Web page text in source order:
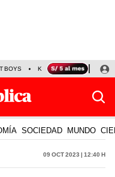
BOYS KENJI FUJIMORI
SOCIEDAD MUNDO
09 Oct 2023 | 12:40 h